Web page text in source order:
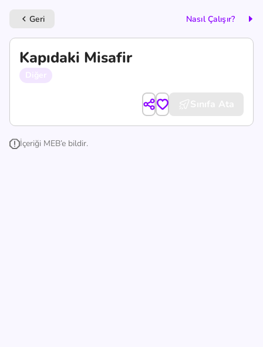
keyboard_arrow_left Geri Nasıl Çalışır?
Kapıdaki Misafir
Diğer
İçeriği MEB’e bildir.